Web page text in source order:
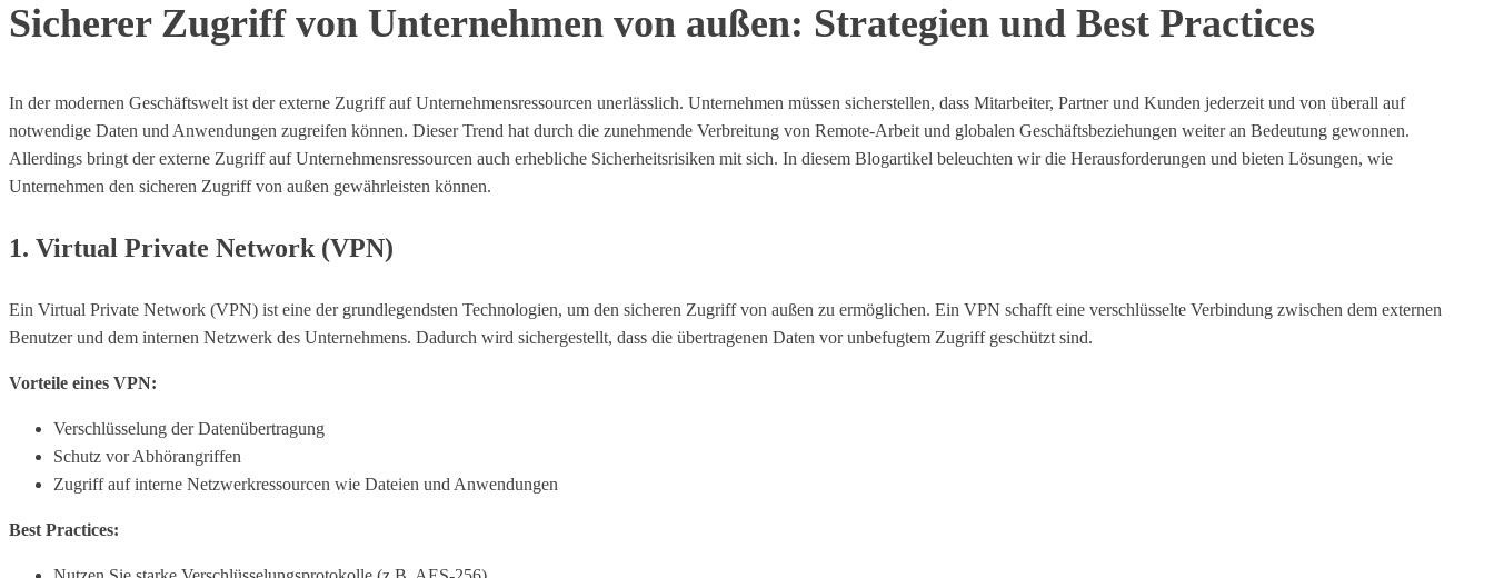
Sicherer Zugriff von Unternehmen von außen: Strategien und Best Practices
In der modernen Geschäftswelt ist der externe Zugriff auf Unternehmensressourcen unerlässlich. Unternehmen müssen sicherstellen, dass Mitarbeiter, Partner und Kunden jederzeit und von überall auf
notwendige Daten und Anwendungen zugreifen können. Dieser Trend hat durch die zunehmende Verbreitung von Remote-Arbeit und globalen Geschäftsbeziehungen weiter an Bedeutung gewonnen.
Allerdings bringt der externe Zugriff auf Unternehmensressourcen auch erhebliche Sicherheitsrisiken mit sich. In diesem Blogartikel beleuchten wir die Herausforderungen und bieten Lösungen, wie
Unternehmen den sicheren Zugriff von außen gewährleisten können.
1. Virtual Private Network (VPN)
Ein Virtual Private Network (VPN) ist eine der grundlegendsten Technologien, um den sicheren Zugriff von außen zu ermöglichen. Ein VPN schafft eine verschlüsselte Verbindung zwischen dem externen
Benutzer und dem internen Netzwerk des Unternehmens. Dadurch wird sichergestellt, dass die übertragenen Daten vor unbefugtem Zugriff geschützt sind.
Vorteile eines VPN:
Verschlüsselung der Datenübertragung
Schutz vor Abhörangriffen
Zugriff auf interne Netzwerkressourcen wie Dateien und Anwendungen
Best Practices: